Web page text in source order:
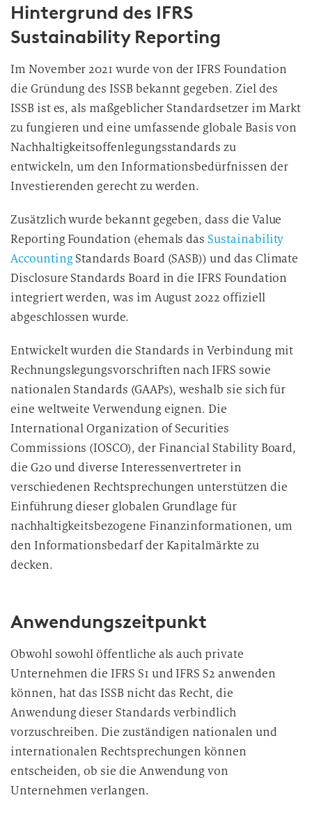
Hintergrund des IFRS
Sustainability Reporting
Im November 2021 wurde von der IFRS Foundation
die Gründung des ISSB bekannt gegeben. Ziel des
ISSB ist es, als maßgeblicher Standardsetzer im Markt
zu fungieren und eine umfassende globale Basis von
Nachhaltigkeitsoffenlegungsstandards zu
entwickeln, um den Informationsbedürfnissen der
Investierenden gerecht zu werden.
Zusätzlich wurde bekannt gegeben, dass die Value
Reporting Foundation (ehemals dasSustainability
AccountingStandards Board (SASB)) und das Climate
Disclosure Standards Board in die IFRS Foundation
integriert werden, was im August 2022 offiziell
abgeschlossen wurde.
Entwickelt wurden die Standards in Verbindung mit
Rechnungslegungsvorschriften nach IFRS sowie
nationalen Standards (GAAPs), weshalb sie sich für
eine weltweite Verwendung eignen. Die
International Organization of Securities
Commissions (IOSCO), der Financial Stability Board,
die G20 und diverse Interessenvertreter in
verschiedenen Rechtsprechungen unterstützen die
Einführung dieser globalen Grundlage für
nachhaltigkeitsbezogene Finanzinformationen, um
den Informationsbedarf der Kapitalmärkte zu
decken.
Anwendungszeitpunkt
Obwohl sowohl öffentliche als auch private
Unternehmen die IFRS S1 und IFRS S2 anwenden
können, hat das ISSB nicht das Recht, die
Anwendung dieser Standards verbindlich
vorzuschreiben. Die zuständigen nationalen und
internationalen Rechtsprechungen können
entscheiden, ob sie die Anwendung von
Unternehmen verlangen.